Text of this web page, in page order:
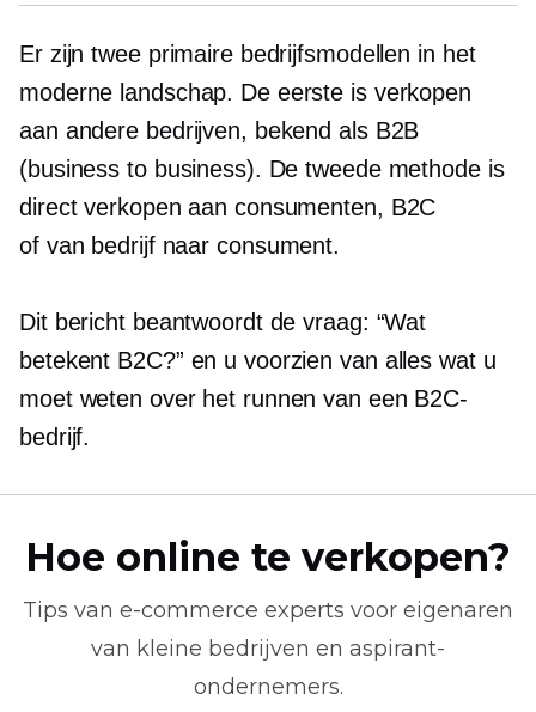
Er zijn twee primaire bedrijfsmodellen in het
moderne landschap. De eerste is verkopen
aan andere bedrijven, bekend als B2B
(business to business). De tweede methode is
direct verkopen aan consumenten, B2C
of van bedrijf naar consument.
Dit bericht beantwoordt de vraag: “Wat
betekent B2C?” en u voorzien van alles wat u
moet weten over het runnen van een B2C-
bedrijf.
Hoe online te verkopen?
Tips van e-commerce experts voor eigenaren
van kleine bedrijven en aspirant-
ondernemers.